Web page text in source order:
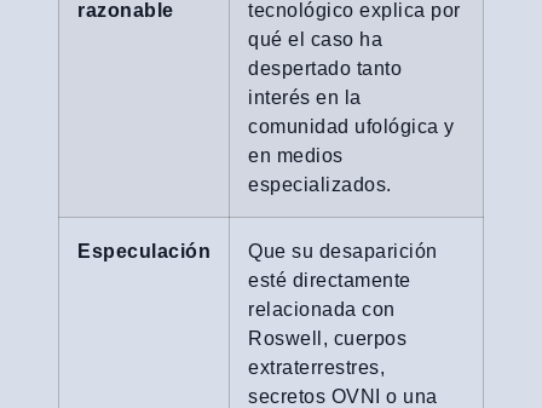
razonable
tecnológico explica por
qué el caso ha
despertado tanto
interés en la
comunidad ufológica y
en medios
especializados.
Especulación
Que su desaparición
esté directamente
relacionada con
Roswell, cuerpos
extraterrestres,
secretos OVNI o una